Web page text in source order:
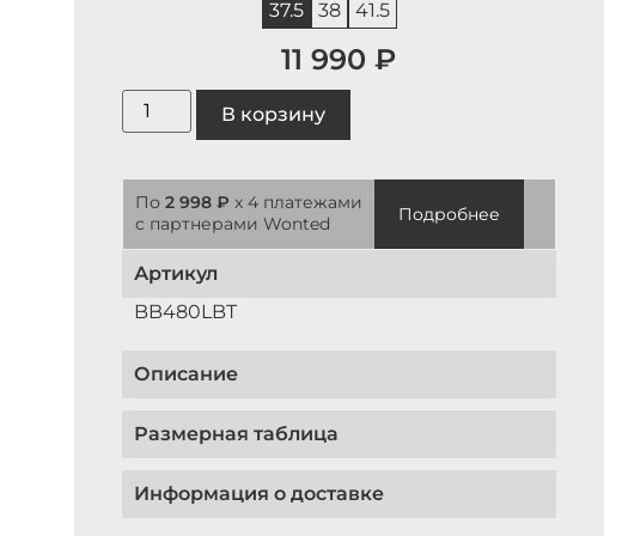
37.5 38 41.5
11 990₽
В корзину
По 2 998 ₽ x 4 платежами
с партнерами Wonted
Подробнее
Артикул
BB480LBT
Описание
Размерная таблица
Информация о доставке